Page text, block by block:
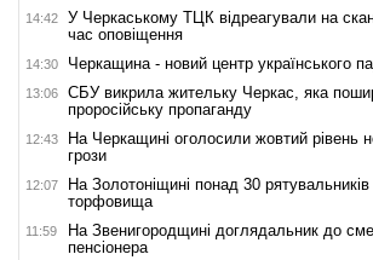
14:42
У Черкаському ТЦК відреагували на
час оповіщення
14:30 Черкащина - новий центр українського
13:06
СБУ викрила жительку Черкас, яка
проросійську пропаганду
12:43
На Черкащині оголосили жовтий рівень
грози
12:07
На Золотоніщині понад 30
торфовища
11:59
На Звенигородщині доглядальник до
пенсіонера